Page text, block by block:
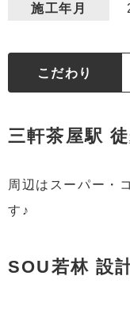
施工年月
こだわり
三軒茶屋駅 徒
周辺はスーパー・
す♪
SOU若林 設